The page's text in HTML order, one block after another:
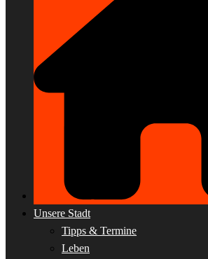
Unsere Stadt
Tipps & Termine
Leben